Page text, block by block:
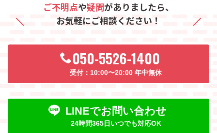
ご不明点や疑問がありましたら、
お気軽にご相談ください！
050-5526-1400
10:00〜20:00 年中無休
LINEでお問い合わせ
24時間365日いつでも対応OK